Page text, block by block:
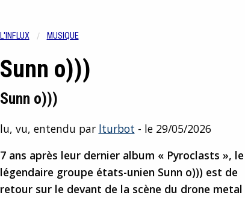
L'INFLUX MUSIQUE
Sunn o)))
Sunn o)))
lu, vu, entendu par lturbot - le 29/05/2026
7 ans après leur dernier album « Pyroclasts », le
légendaire groupe états-unien Sunn o))) est de
retour sur le devant de la scène du drone